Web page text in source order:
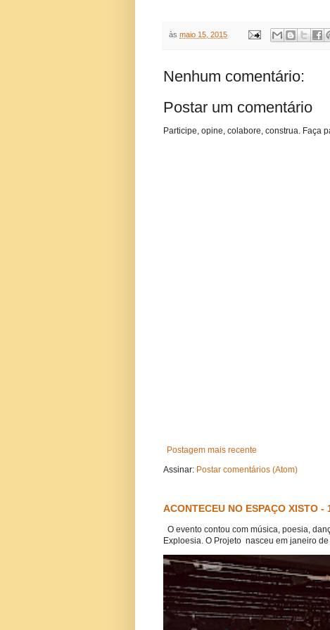
às maio 15, 2015
Nenhum comentário:
Postar um comentário
Participe, opine, colabore, construa. Faça
Postagem mais recente
Assinar: Postar comentários (Atom)
ACONTECEU NO ESPAÇO XISTO
O evento contou com música, poesia,
Exploesia. O Projeto nasceu em janeiro de